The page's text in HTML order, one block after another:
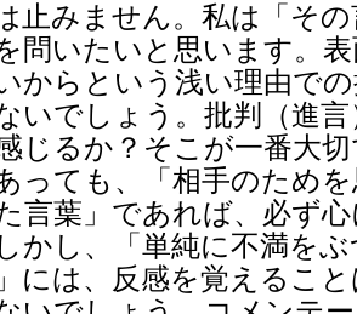
止みません。私は「そ
問いたいと思います。
からという浅い理由で
いでしょう。批判（進
じるか？そこが一番大
っても、「相手のため
言葉」であれば、必ず
かし、「単純に不満を
には、反感を覚えるこ